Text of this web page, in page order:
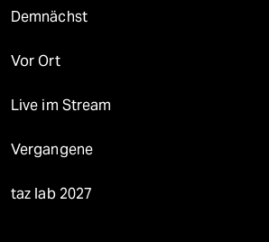
Demnächst
Vor Ort
Live im Stream
Vergangene
taz lab 2027